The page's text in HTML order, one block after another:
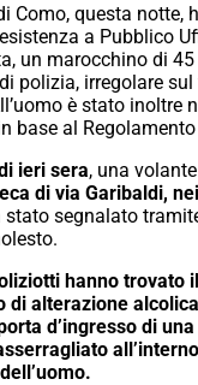
Como, questa notte,
a Pubblico
un marocchino di 45
polizia, irregolare
è stato inoltre
base al
ieri sera, una
di via Garibaldi,
segnalato
hanno trovato
di alterazione
d’ingresso di